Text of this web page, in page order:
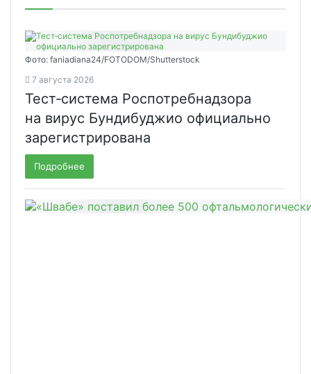
Фото: faniadiana24/FOTODOM/Shutterstock
7 августа 2026
Тест‑система Роспотребнадзора
на вирус Бундибуджио официально
зарегистрирована
Подробнее